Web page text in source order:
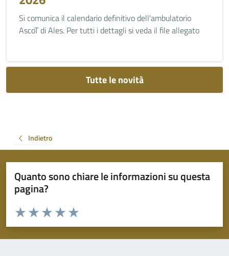
Si comunica il calendario definitivo dell'ambulatorio
AscoT di Ales. Per tutti i dettagli si veda il file allegato
Tutte le novità
Indietro
Quanto sono chiare le informazioni su questa
pagina?
Valuta da 1 a 5 stelle la pagina
Valuta 5 stelle su 5
Valuta 4 stelle su 5
Valuta 3 stelle su 5
Valuta 2 stelle su 5
Valuta 1 stelle su 5